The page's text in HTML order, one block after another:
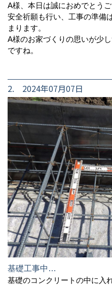
A様、本日は誠におめでとうご
安全祈願も行い、工事の準備
まります。
A様のお家づくりの思いが少
ですね。
2. 2024年07月07日
基礎工事中…
基礎のコンクリートの中に入